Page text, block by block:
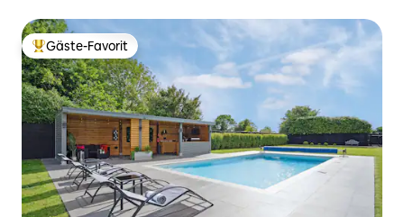
Beliebter Gäste-Favorit.
Gäste-Favorit